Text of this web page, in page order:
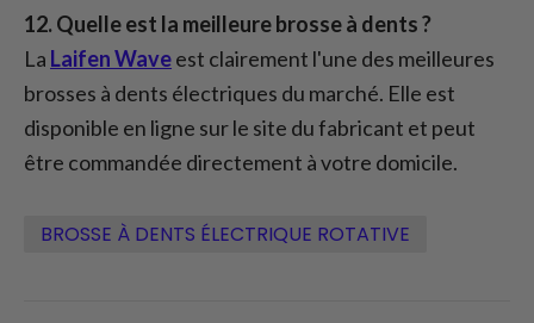
12. Quelle est la meilleure brosse à dents ?
La Laifen Waveest clairement l'une des meilleures
brosses à dents électriques du marché. Elle est
disponible en ligne sur le site du fabricant et peut
être commandée directement à votre domicile.
BROSSE À DENTS ÉLECTRIQUE ROTATIVE